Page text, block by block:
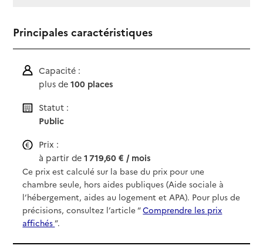
Principales caractéristiques
Capacité :
plus de100 places
Statut :
Public
Prix :
à partir de1 719,60 € / mois
Ce prix est calculé sur la base du prix pour une
chambre seule, hors aides publiques (Aide sociale à
l’hébergement, aides au logement et APA). Pour plus de
précisions, consultez l’article “Comprendre les prix
affichés”.